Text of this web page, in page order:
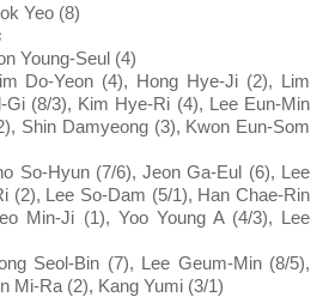
Yeo (8)
Young-Seul (4)
Do-Yeon (4), Hong Hye-Ji (2), Lim
Gi (8/3), Kim Hye-Ri (4), Lee Eun-Min
Shin Damyeong (3), Kwon Eun-Som
So-Hyun (7/6), Jeon Ga-Eul (6), Lee
(2), Lee So-Dam (5/1), Han Chae-Rin
Min-Ji (1), Yoo Young A (4/3), Lee
Seol-Bin (7), Lee Geum-Min (8/5),
Mi-Ra (2), Kang Yumi (3/1)